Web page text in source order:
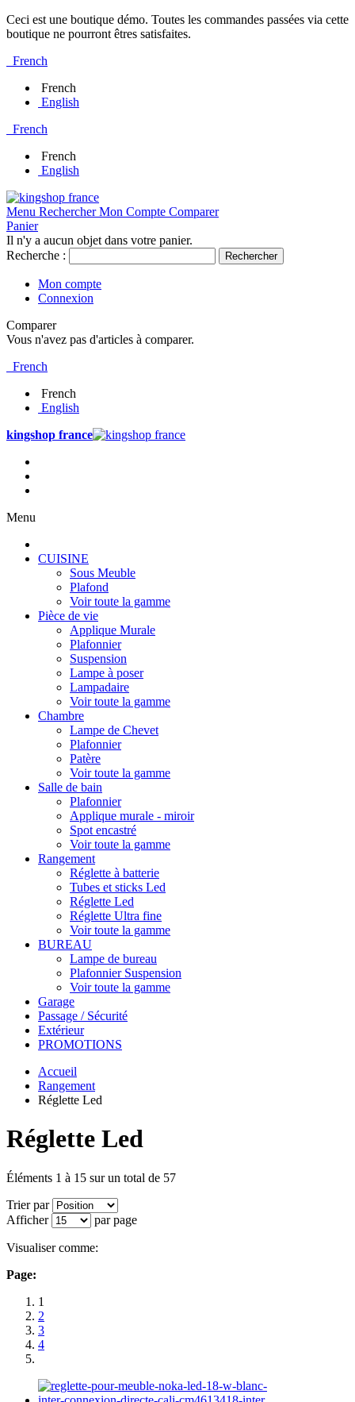
Ceci est une boutique démo. Toutes les commandes passées via cette
boutique ne pourront êtres satisfaites.
French
French
English
French
French
English
Menu Rechercher Mon Compte Comparer
Panier
Il n'y a aucun objet dans votre panier.
Recherche :
Rechercher
Mon compte
Connexion
Comparer
Vous n'avez pas d'articles à comparer.
French
French
English
kingshop france
Menu
CUISINE
Sous Meuble
Plafond
Voir toute la gamme
Pièce de vie
Applique Murale
Plafonnier
Suspension
Lampe à poser
Lampadaire
Voir toute la gamme
Chambre
Lampe de Chevet
Plafonnier
Patère
Voir toute la gamme
Salle de bain
Plafonnier
Applique murale - miroir
Spot encastré
Voir toute la gamme
Rangement
Réglette à batterie
Tubes et sticks Led
Réglette Led
Réglette Ultra fine
Voir toute la gamme
BUREAU
Lampe de bureau
Plafonnier Suspension
Voir toute la gamme
Garage
Passage / Sécurité
Extérieur
PROMOTIONS
Accueil
Rangement
Réglette Led
Réglette Led
Éléments 1 à 15 sur un total de 57
Trier par
Afficher
par page
Visualiser comme:
Page:
1
2
3
4